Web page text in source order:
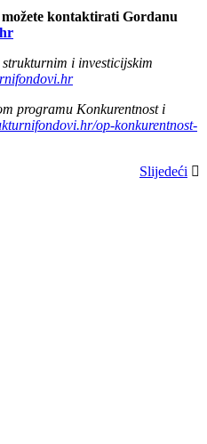
kontaktirati Gordanu
i investicijskim
programu Konkurentnost i
op-konkurentnost-
Slijedeći